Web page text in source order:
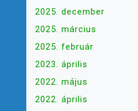
2025. december
2025. március
2025. február
2023. április
2022. május
2022. április